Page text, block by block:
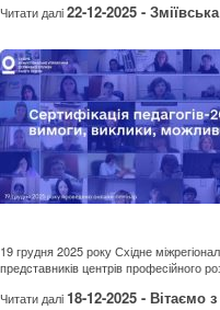
Читати далi22-12-2025 -
19 грудня 2025 року Східне
представників центрів професійного
Читати далi 18-12-2025 - Вітаємо